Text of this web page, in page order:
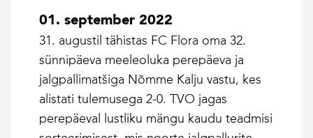
01. september 2022
31. augustil tähistas FC Flora oma 32.
sünnipäeva meeleoluka perepäeva ja
jalgpallimatšiga Nõmme Kalju vastu, kes
alistati tulemusega 2-0. TVO jagas
perepäeval lustliku mängu kaudu teadmisi